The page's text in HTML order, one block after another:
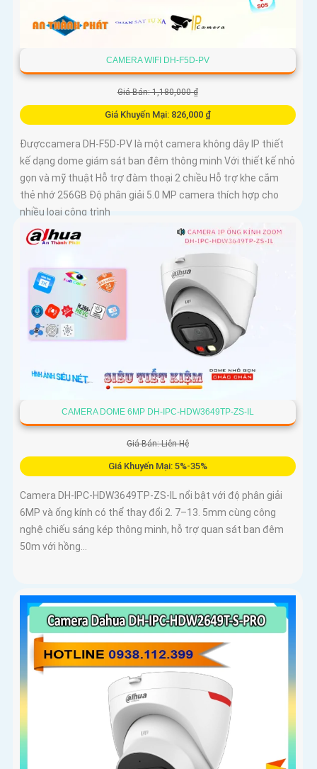
CAMERA WIFI DH-F5D-PV
Giá Bán: 1,180,000 ₫
Giá Khuyến Mại: 826,000 ₫
Đượccamera DH-F5D-PV là một camera không dây IP thiết
kế dạng dome giám sát ban đêm thông minh Với thiết kế nhỏ
gọn và mỹ thuật Hỗ trợ đàm thoại 2 chiều Hỗ trợ khe cắm
thẻ nhớ 256GB Độ phân giải 5.0 MP camera thích hợp cho
nhiều loại công trình
CAMERA DOME 6MP DH-IPC-HDW3649TP-ZS-IL
Giá Bán: Liên Hệ
Giá Khuyến Mại: 5%-35%
Camera DH-IPC-HDW3649TP-ZS-IL nổi bật với độ phân giải
6MP và ống kính có thể thay đổi 2. 7–13. 5mm cùng công
nghệ chiếu sáng kép thông minh, hỗ trợ quan sát ban đêm
50m với hồng...